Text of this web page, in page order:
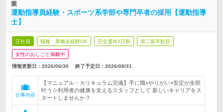
業
運動指導員経験・スポーツ系学部や専門卒者の採用【運動指導
士】
正社員 職種・業種未経験OK 完全週休2日制 第二新卒歓迎
女性のおしごと掲載中
情報更新日：2026/06/30 終了予定日： 2026/08/31
仕事内容
【マニュアル・カリキュラム完備】手に職×やりがい×安定が全部
叶う☆利用者の健康を支えるスタッフとして 新しいキャリアをス
タートしませんか？